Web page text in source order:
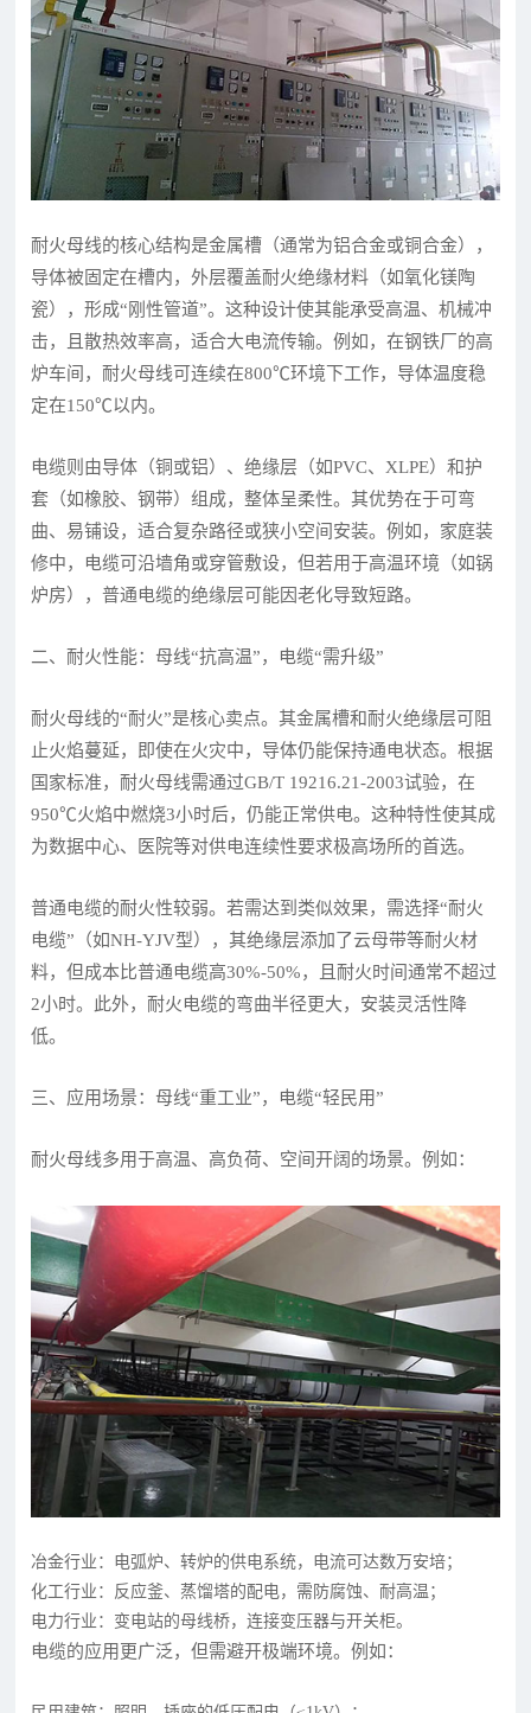
耐火母线的核心结构是金属槽（通常为铝合金或铜合金），
导体被固定在槽内，外层覆盖耐火绝缘材料（如氧化镁陶
瓷），形成“刚性管道”。这种设计使其能承受高温、机械冲
击，且散热效率高，适合大电流传输。例如，在钢铁厂的高
炉车间，耐火母线可连续在800℃环境下工作，导体温度稳
定在150℃以内。
电缆则由导体（铜或铝）、绝缘层（如PVC、XLPE）和护
套（如橡胶、钢带）组成，整体呈柔性。其优势在于可弯
曲、易铺设，适合复杂路径或狭小空间安装。例如，家庭装
修中，电缆可沿墙角或穿管敷设，但若用于高温环境（如锅
炉房），普通电缆的绝缘层可能因老化导致短路。
二、耐火性能：母线“抗高温”，电缆“需升级”
耐火母线的“耐火”是核心卖点。其金属槽和耐火绝缘层可阻
止火焰蔓延，即使在火灾中，导体仍能保持通电状态。根据
国家标准，耐火母线需通过GB/T 19216.21-2003试验，在
950℃火焰中燃烧3小时后，仍能正常供电。这种特性使其成
为数据中心、医院等对供电连续性要求极高场所的首选。
普通电缆的耐火性较弱。若需达到类似效果，需选择“耐火
电缆”（如NH-YJV型），其绝缘层添加了云母带等耐火材
料，但成本比普通电缆高30%-50%，且耐火时间通常不超过
2小时。此外，耐火电缆的弯曲半径更大，安装灵活性降
低。
三、应用场景：母线“重工业”，电缆“轻民用”
耐火母线多用于高温、高负荷、空间开阔的场景。例如：
冶金行业：电弧炉、转炉的供电系统，电流可达数万安培；
化工行业：反应釜、蒸馏塔的配电，需防腐蚀、耐高温；
电力行业：变电站的母线桥，连接变压器与开关柜。
电缆的应用更广泛，但需避开极端环境。例如：